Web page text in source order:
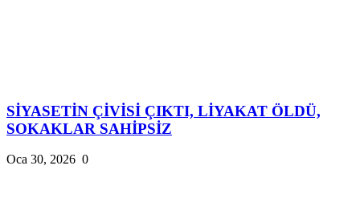
SİYASETİN ÇİVİSİ ÇIKTI, LİYAKAT ÖLDÜ,
SOKAKLAR SAHİPSİZ
Oca 30, 2026 0